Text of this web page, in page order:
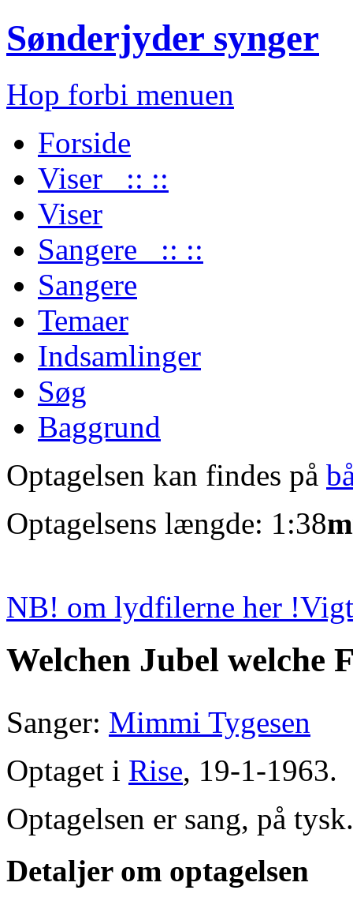
Sønderjyder synger
Hop forbi menuen
Forside
Viser :: ::
Viser
Sangere :: ::
Sangere
Temaer
Indsamlinger
Søg
Baggrund
Optagelsen kan findes på
Optagelsens længde: 1:38
NB! om lydfilerne her !
Welchen Jubel welche
Sanger: Mimmi Tygesen
Optaget i Rise, 19-1-1963.
Optagelsen er sang, på tysk.
Detaljer om optagelsen